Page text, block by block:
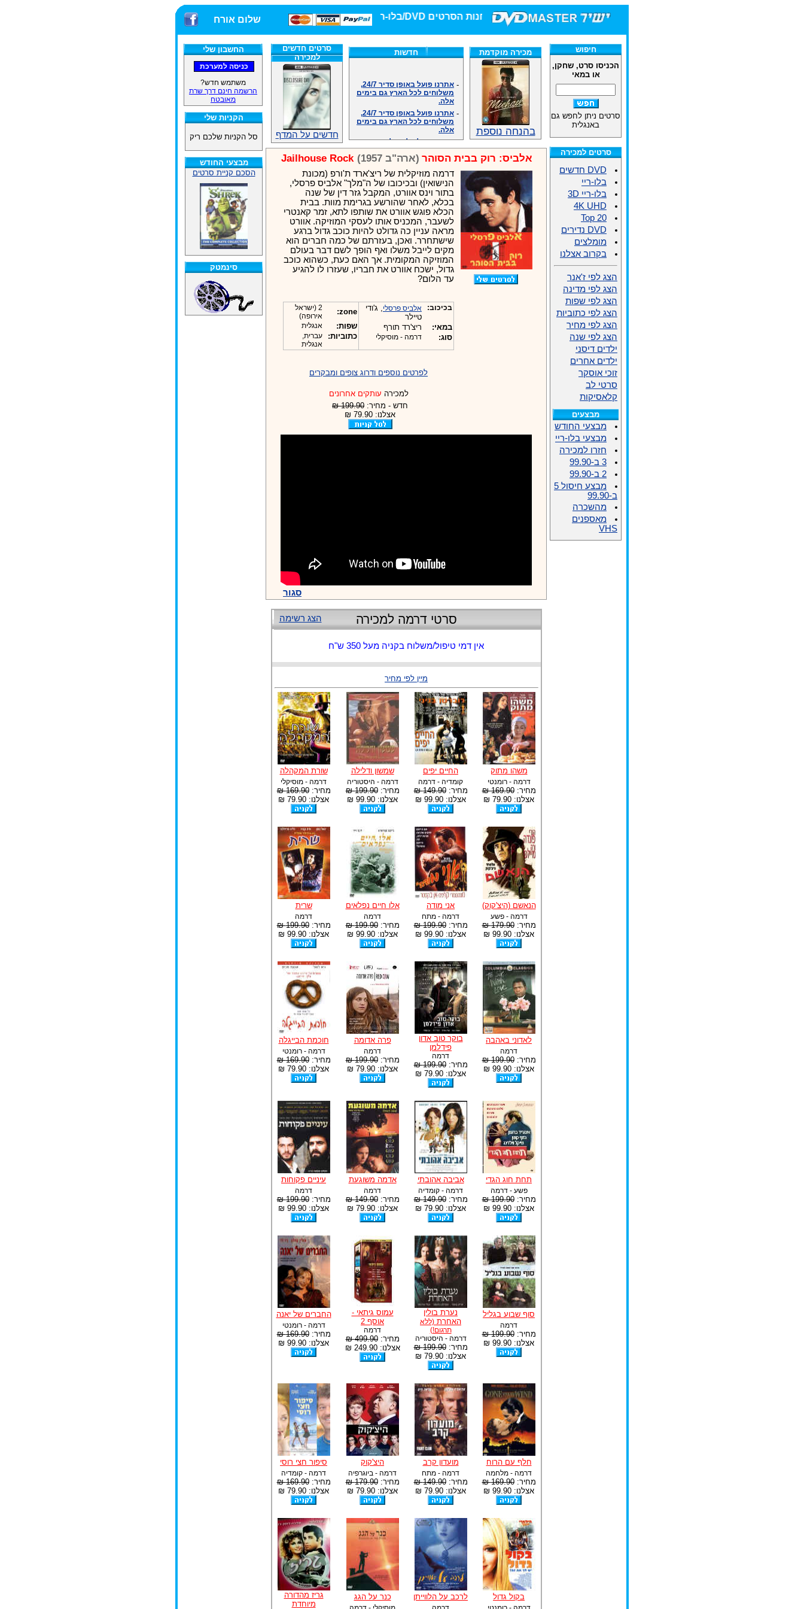
חנות הסרטים DVD/בלו-ריי/3D הגדולה ביותר! שלום אורח
החשבון שלי
משתמש חדש?
הרשמה חינם דרך שרת
מאובטח
הקניות שלי
סל הקניות שלכם ריק
מבצעי החודש
הסכם קניית סרטים
סינמטק
מכירה מוקדמת
בהנחה נוספת
חדשות
משלוחים לכל הארץ גם בימים
אלה.
משלוחים לכל הארץ גם בימים
אלה.
אנחנו כאן לכול שאלה וזמינים
במענה הטלפוני שלנו.ובמייל
.האתר לרשותכם פעיל 24/7
- מענה טלפוני: 09-7652392
צוות דיוידי מאסטר ישיר.
זמינים במייל ובטלפון. האתר
לרשותכם פעיל 24/7
צוות דיוידי מאסטר ישיר.
אנחנו כאן לכול שאלה וזמינים
במענה הטלפוני שלנו.ובמייל
.האתר לרשותכם 24/7
מענה טלפוני: 09-7652392
צוות דיוידי מאסטר ישיר.
סרטים חדשים
למכירה
חדשים על המדף
אלביס: רוק בבית הסוהר (ארה"ב 1957) Jailhouse Rock
דרמה מוזיקלית של ריצ'ארד ת'ורפ (מכונת
הנישואין) ובכיכובו של ה"מלך" אלביס פרסלי,
בתור וינס אוורט, המקבל גזר דין של שנה
בכלא, לאחר שהורשע בגרימת מוות. בבית
הכלא פוגש אוורט את שותפו לתא, זמר קאנטרי
לשעבר, המכניס אותו לעסקי המוזיקה. אוורט
מראה עניין כה גדולט להיות כוכב גדול ברגע
שישתחרר. ואכן, בעזרתם של כמה חברים הוא
מקים לייבל משלו ואף הופך לשם דבר בעולם
המוזיקה המקומית. אך האם כעת, כשהוא כוכב
גדול, ישכח אוורט את חבריו, שעזרו לו להגיע
עד הלום?
בכיכוב: אלביס פרסלי, ג'ודי
טיילר
במאי:
ריצ'רד תורף
סוג:
דרמה - מוסיקלי
zone:
2 (ישראל
אירופה)
שפות: אנגלית
כתוביות:
עברית,
אנגלית
לפרטים נוספים ודרוג צופים ומבקרים
למכירה עותקים אחרונים
חדש - מחיר: 199.90 ₪
אצלנו: 79.90 ₪
סגור
הצג רשימה סרטי דרמה למכירה
אין דמי טיפול/משלוח בקניה מעל 350 ש"ח
מיין לפי מחיר
משהו מתוק
דרמה - רומנטי
מחיר:169.90 ₪
אצלנו: 79.90 ₪
החיים יפים
קומדיה - דרמה
מחיר:149.90 ₪
אצלנו: 99.90 ₪
שמשון ודלילה
דרמה - היסטוריה
מחיר:199.90 ₪
אצלנו: 99.90 ₪
שורת המקהלה
דרמה - מוסיקלי
מחיר:169.90 ₪
אצלנו: 79.90 ₪
הנאשם (היצ'קוק)
דרמה - פשע
מחיר:179.90 ₪
אצלנו: 99.90 ₪
אני מודה
דרמה - מתח
מחיר:199.90 ₪
אצלנו: 99.90 ₪
אלו חיים נפלאים
דרמה
מחיר:199.90 ₪
אצלנו: 99.90 ₪
שרית
דרמה
מחיר:199.90 ₪
אצלנו: 99.90 ₪
לאדוני באהבה
דרמה
מחיר:199.90 ₪
אצלנו: 99.90 ₪
בוקר טוב אדון
פידלמן
דרמה
מחיר:199.90 ₪
אצלנו: 79.90 ₪
פרה אדומה
דרמה
מחיר:199.90 ₪
אצלנו: 79.90 ₪
חוכמת הבייגלה
דרמה - רומנטי
מחיר:169.90 ₪
אצלנו: 79.90 ₪
תחת חוג הגדי
פשע - דרמה
מחיר:199.90 ₪
אצלנו: 99.90 ₪
אביבה אהובתי
דרמה - קומדיה
מחיר:149.90 ₪
אצלנו: 79.90 ₪
אדמה משוגעת
דרמה
מחיר:149.90 ₪
אצלנו: 79.90 ₪
עיניים פקוחות
דרמה
מחיר:199.90 ₪
אצלנו: 99.90 ₪
סוף שבוע בגליל
דרמה
מחיר:199.90 ₪
אצלנו: 99.90 ₪
נערת בולין
האחרת (ללא
תרגום!)
דרמה - היסטוריה
מחיר:199.90 ₪
אצלנו: 79.90 ₪
עמוס גיתאי -
אוסף 2
דרמה
מחיר:499.90 ₪
אצלנו: 249.90 ₪
החברים של יאנה
דרמה - רומנטי
מחיר:169.90 ₪
אצלנו: 99.90 ₪
חלף עם הרוח
דרמה - מלחמה
מחיר:169.90 ₪
אצלנו: 99.90 ₪
מועדון קרב
דרמה - מתח
מחיר:149.90 ₪
אצלנו: 79.90 ₪
היצ'קוק
דרמה - ביוגרפיה
מחיר:179.90 ₪
אצלנו: 79.90 ₪
סיפור חצי רוסי
דרמה - קומדיה
מחיר:169.90 ₪
אצלנו: 79.90 ₪
בקול גדול לרכב על הלווייתן כנר על הגג
גריז מהדורה
מיוחדת
חיפוש
הכניסו סרט, שחקן,
או במאי
סרטים ניתן לחפש גם
באנגלית
סרטים למכירה
DVD חדשים
בלו-ריי
בלו-ריי 3D
4K UHD
Top 20
DVD נדירים
מומלצים
בקרוב אצלנו
הצג לפי ז'אנר
הצג לפי מדינה
הצג לפי שפות
הצג לפי כתוביות
הצג לפי מחיר
הצג לפי שנה
ילדים דיסני
ילדים אחרים
זוכי אוסקר
סרטי לב
קלאסיקות
מבצעים
מבצעי החודש
מבצעי בלו-ריי
חזרו למכירה
3 ב-99.90
2 ב-99.90
מבצע חיסול 5
ב-99.90
מהשכרה
מאספנים
VHS